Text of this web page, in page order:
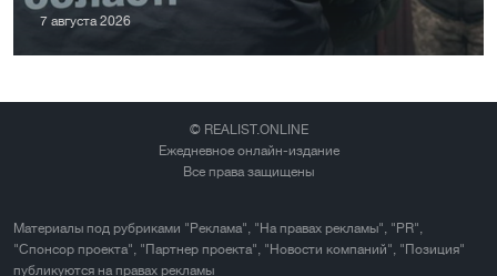
7 августа 2026
© REALIST.ONLINE
Ежедневное онлайн-издание
Все права защищены
Материалы под рубриками "Реклама", "На правах рекламы", "PR",
"Спонсор проекта", "Партнер проекта", "Новости компаний", "Позиция"
публикуются на правах рекламы